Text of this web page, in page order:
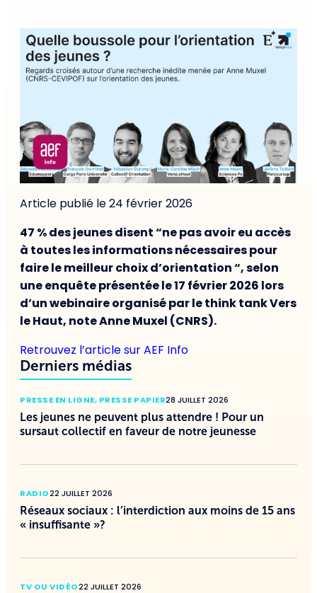
Article publié le 24 février 2026
47 % des jeunes disent “ne pas avoir eu accès
à toutes les informations nécessaires pour
faire le meilleur choix d’orientation “, selon
une enquête présentée le 17 février 2026 lors
d’un webinaire organisé par le think tank Vers
le Haut, note Anne Muxel (CNRS).
Retrouvez l’article sur AEF Info
Derniers médias
PRESSE EN LIGNE, PRESSE PAPIER28 JUILLET 2026
Les jeunes ne peuvent plus attendre ! Pour un
sursaut collectif en faveur de notre jeunesse
RADIO22 JUILLET 2026
Réseaux sociaux : l’interdiction aux moins de 15 ans
« insuffisante »?
TV OU VIDÉO22 JUILLET 2026